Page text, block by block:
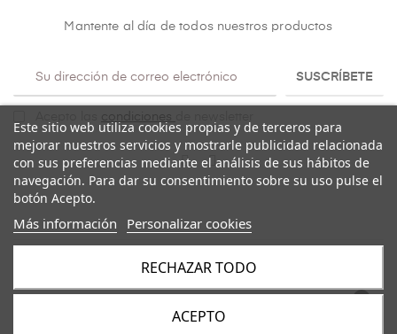
Mantente al día de todos nuestros productos
SUSCRÍBETE
condiciones
Mulaya. Todos los derechos reservados.
Este sitio web utiliza cookies propias y de terceros para
mejorar nuestros servicios y mostrarle publicidad relacionada
con sus preferencias mediante el análisis de sus hábitos de
navegación. Para dar su consentimiento sobre su uso pulse el
botón Acepto.
Más información Personalizar cookies
RECHAZAR TODO
ACEPTO